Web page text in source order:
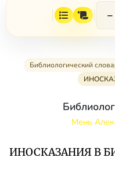
−
Библиологический
Мень
ИНОСКАЗАНИЯ В